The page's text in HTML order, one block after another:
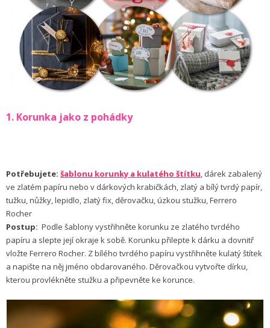
1. Korunka jako z pohádky
Potřebujete: šablonu korunky a kulatého štítku, dárek zabalený
ve zlatém papíru nebo v dárkových krabičkách, zlatý a bílý tvrdý papír,
tužku, nůžky, lepidlo, zlatý fix, děrovačku, úzkou stužku, Ferrero
Rocher
Postup: Podle šablony vystřihněte korunku ze zlatého tvrdého
papíru a slepte její okraje k sobě. Korunku přilepte k dárku a dovnitř
vložte Ferrero Rocher. Z bílého tvrdého papíru vystřihněte kulatý štítek
a napište na něj jméno obdarovaného. Děrovačkou vytvořte dírku,
kterou provlékněte stužku a připevněte ke korunce.